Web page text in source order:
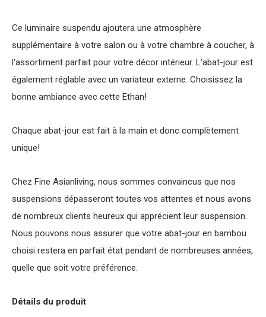
Ce luminaire suspendu ajoutera une atmosphère
supplémentaire à votre salon ou à votre chambre à coucher, à
l'assortiment parfait pour votre décor intérieur. L'abat-jour est
également réglable avec un variateur externe. Choisissez la
bonne ambiance avec cette Ethan!
Chaque abat-jour est fait à la main et donc complètement
unique!
Chez Fine Asianliving, nous sommes convaincus que nos
suspensions dépasseront toutes vos attentes et nous avons
de nombreux clients heureux qui apprécient leur suspension.
Nous pouvons nous assurer que votre abat-jour en bambou
choisi restera en parfait état pendant de nombreuses années,
quelle que soit votre préférence.
Détails du produit